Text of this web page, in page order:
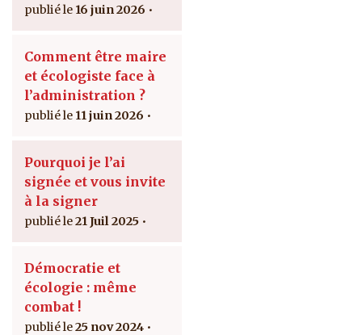
16 juin 2026
Comment être maire
et écologiste face à
l’administration ?
11 juin 2026
Pourquoi je l’ai
signée et vous invite
à la signer
21 Juil 2025
Démocratie et
écologie : même
combat !
25 nov 2024